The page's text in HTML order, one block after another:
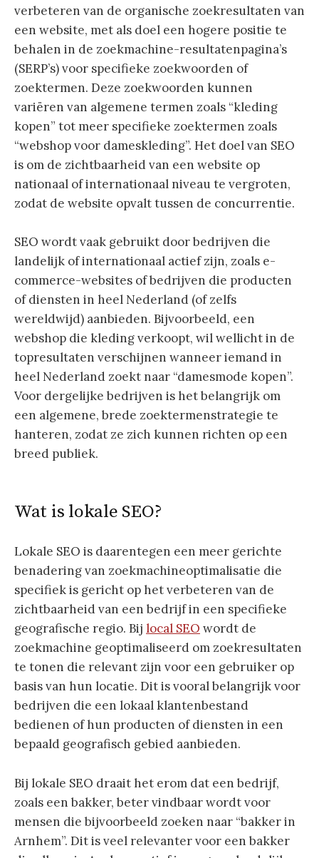
verbeteren van de organische zoekresultaten van
een website, met als doel een hogere positie te
behalen in de zoekmachine-resultatenpagina’s
(SERP’s) voor specifieke zoekwoorden of
zoektermen. Deze zoekwoorden kunnen
variëren van algemene termen zoals “kleding
kopen” tot meer specifieke zoektermen zoals
“webshop voor dameskleding”. Het doel van SEO
is om de zichtbaarheid van een website op
nationaal of internationaal niveau te vergroten,
zodat de website opvalt tussen de concurrentie.
SEO wordt vaak gebruikt door bedrijven die
landelijk of internationaal actief zijn, zoals e-
commerce-websites of bedrijven die producten
of diensten in heel Nederland (of zelfs
wereldwijd) aanbieden. Bijvoorbeeld, een
webshop die kleding verkoopt, wil wellicht in de
topresultaten verschijnen wanneer iemand in
heel Nederland zoekt naar “damesmode kopen”.
Voor dergelijke bedrijven is het belangrijk om
een algemene, brede zoektermenstrategie te
hanteren, zodat ze zich kunnen richten op een
breed publiek.
Wat is lokale SEO?
Lokale SEO is daarentegen een meer gerichte
benadering van zoekmachineoptimalisatie die
specifiek is gericht op het verbeteren van de
zichtbaarheid van een bedrijf in een specifieke
geografische regio. Bij local SEO wordt de
zoekmachine geoptimaliseerd om zoekresultaten
te tonen die relevant zijn voor een gebruiker op
basis van hun locatie. Dit is vooral belangrijk voor
bedrijven die een lokaal klantenbestand
bedienen of hun producten of diensten in een
bepaald geografisch gebied aanbieden.
Bij lokale SEO draait het erom dat een bedrijf,
zoals een bakker, beter vindbaar wordt voor
mensen die bijvoorbeeld zoeken naar “bakker in
Arnhem”. Dit is veel relevanter voor een bakker